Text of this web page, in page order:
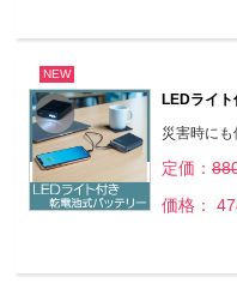
NEW
LEDライ
災害時にも
定価：
価格：